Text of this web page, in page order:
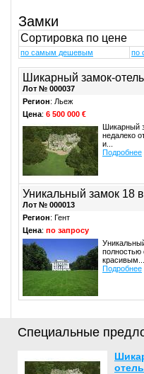
Замки
Сортировка по цене
по самым дешевым по
Шикарный замок-
Лот № 000037
Регион: Льеж
Цена: 6 500 000 €
Шикарный
недалеко
и...
Подробнее
Уникальный замок 18
Лот № 000013
Регион: Гент
Цена: по запросу
полностью
красивым...
Подробнее
Специальные